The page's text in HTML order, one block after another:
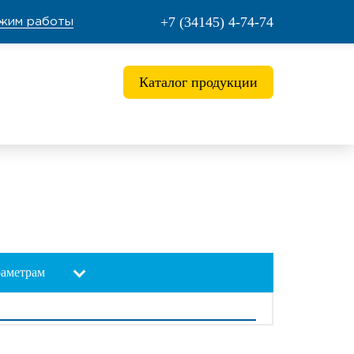
работы +7 (34145) 4-74-74
Каталог продукции